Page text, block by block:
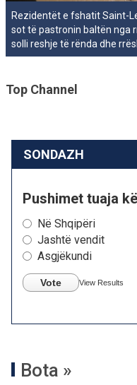
Rezidentët e fshatit Saint-
sot të pastronin baltën nga
solli reshje të rënda dhe
Top Channel
SONDAZH
Pushimet tuaja
Në Shqipëri
Jashtë vendit
Asgjëkundi
Vote View Results
Bota »